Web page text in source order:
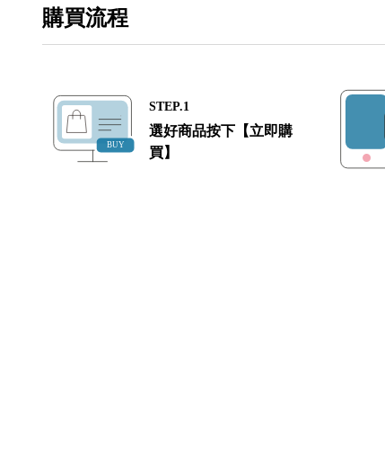
購買流程
STEP.1
選好商品按下【立即購
買】